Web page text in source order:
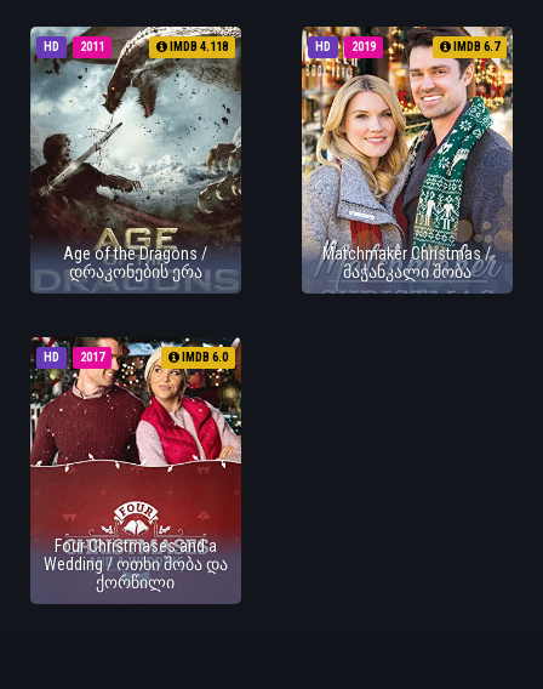
HD 2011 IMDB 4.118
Age of the Dragons /
დრაკონების ერა
HD 2019 IMDB 6.7
Matchmaker Christmas /
მაჭანკალი შობა
HD 2017 IMDB 6.0
Four Christmases and a
Wedding / ოთხი შობა და
ქორწილი